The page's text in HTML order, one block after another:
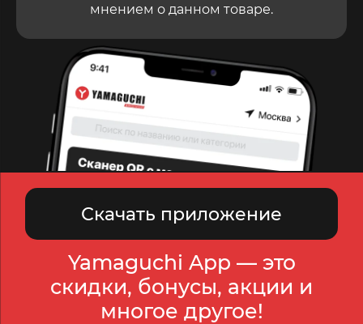
мнением о данном товаре.
Скачать приложение
Yamaguchi App — это
скидки, бонусы, акции и
многое другое!